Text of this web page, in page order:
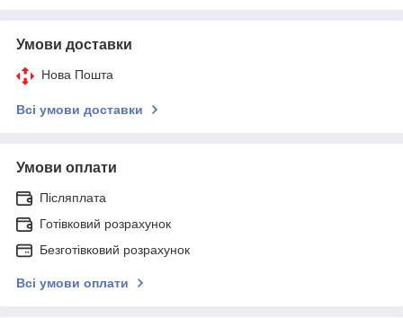
Умови доставки
Нова Пошта
Всі умови доставки
Умови оплати
Післяплата
Готівковий розрахунок
Безготівковий розрахунок
Всі умови оплати